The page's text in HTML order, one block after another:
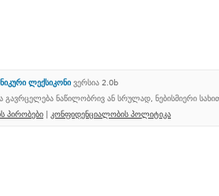
ლექსიკონი ვერსია 2.0b
გავრცელება ნაწილობრივ ან სრულად, ნებისმიერი
პირობები | კონფიდენციალობის პოლიტიკა